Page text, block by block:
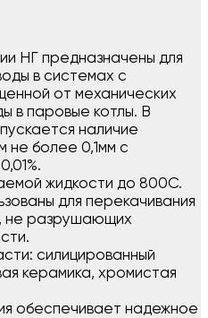
НГ предназначены для
в системах с
от механических
в паровые котлы. В
наличие
не более 0,1мм с
жидкости до 800С.
для перекачивания
не разрушающих
силицированный
керамика, хромистая
обеспечивает надежное